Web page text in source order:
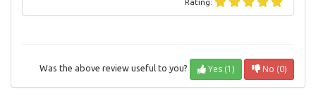
Was the above review useful to you? Yes (1) No (0)